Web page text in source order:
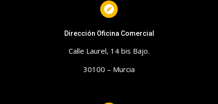
Dirección Oficina Comercial
Calle Laurel, 14 bis Bajo.
30100 – Murcia